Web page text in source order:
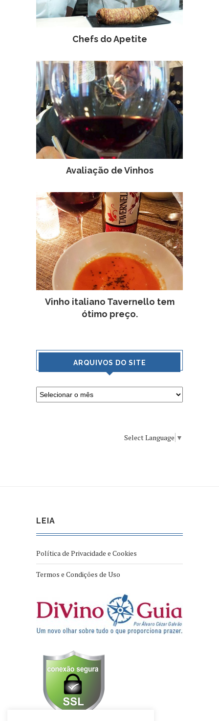
Chefs do Apetite
Avaliação de Vinhos
Vinho italiano Tavernello tem
ótimo preço.
ARQUIVOS DO SITE
Select Language ▼
LEIA
Política de Privacidade e Cookies
Termos e Condições de Uso